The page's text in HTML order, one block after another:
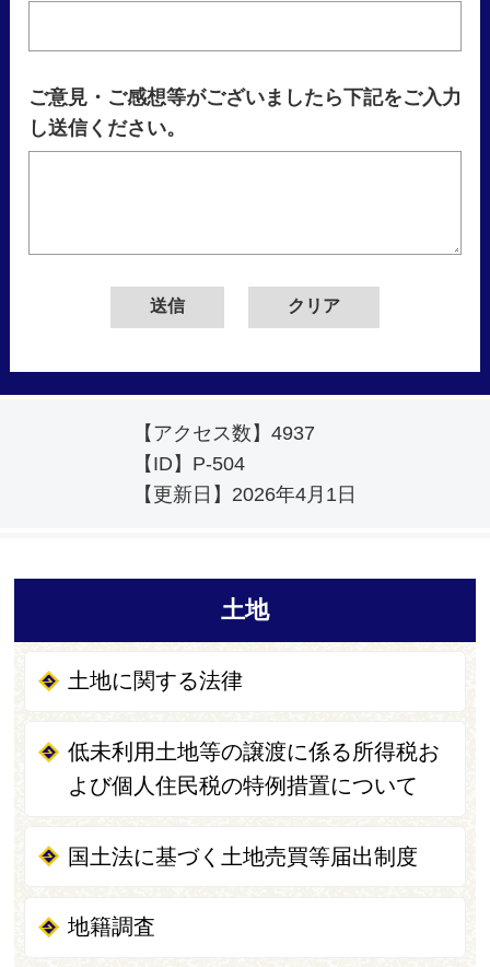
ご意見・ご感想等がございましたら下記をご入力
し送信ください。
【アクセス数】 4937
【ID】 P-504
【更新日】 2026年4月1日
土地
土地に関する法律
低未利用土地等の譲渡に係る所得税お
よび個人住民税の特例措置について
国土法に基づく土地売買等届出制度
地籍調査